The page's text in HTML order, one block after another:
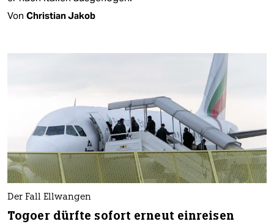
Von Christian Jakob
Der Fall Ellwangen
Togoer dürfte sofort erneut einreisen